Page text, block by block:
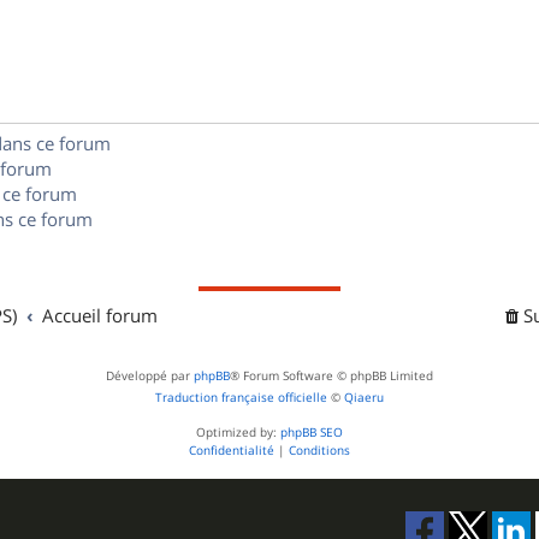
e
ce forum
forum
ce forum
Accueil forum
Développé par phpBB® Forum Software © phpBB Limited
Traduction française officielle © Qiaeru
Optimized by: phpBB SEO
Confidentialité | Conditions